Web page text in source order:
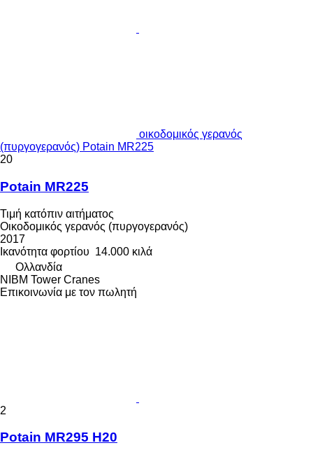
οικοδομικός γερανός
(πυργογερανός) Potain MR225
20
Potain MR225
Τιμή κατόπιν αιτήματος
Οικοδομικός γερανός (πυργογερανός)
2017
Ικανότητα φορτίου 14.000 κιλά
Ολλανδία
NIBM Tower Cranes
Επικοινωνία με τον πωλητή
2
Potain MR295 H20